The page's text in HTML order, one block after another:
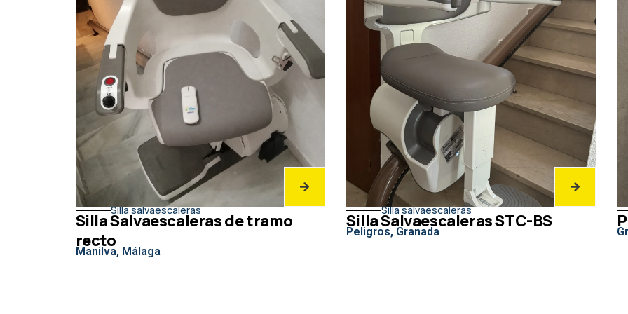
Silla salvaescaleras
Silla Salvaescaleras de tramo
recto
Manilva, Málaga
Silla salvaescaleras
Silla Salvaescaleras STC-BS
Peligros, Granada